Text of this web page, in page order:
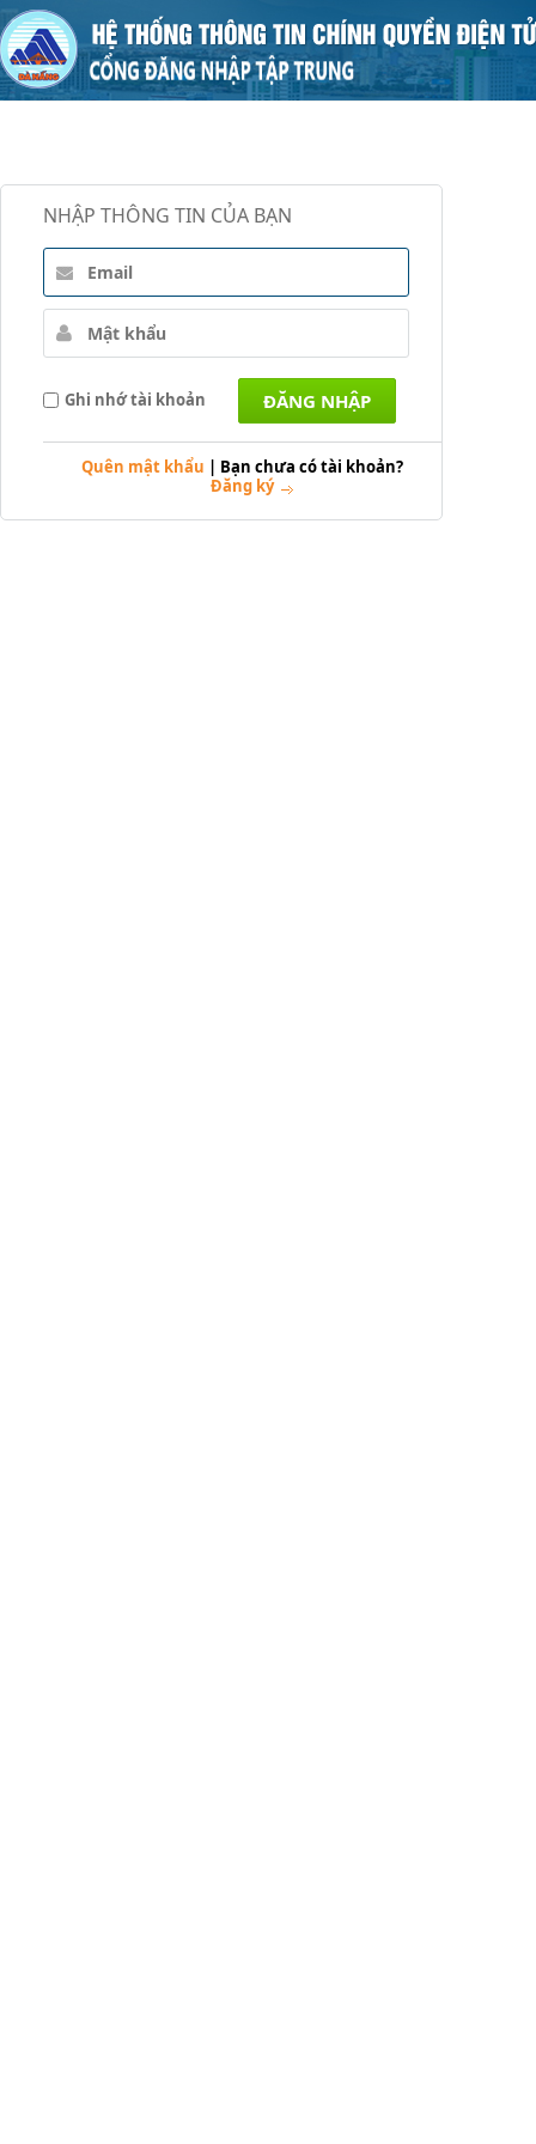
NHẬP THÔNG TIN CỦA BẠN
Ghi nhớ tài khoản
Quên mật khẩu | Bạn chưa có tài khoản?
Đăng ký